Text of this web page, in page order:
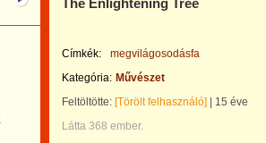
The Enlightening Tree
Címkék:
megvilágosodásfa
Kategória: Művészet
Feltöltötte: [Törölt felhasználó]
15 éve
Látta 368 ember.